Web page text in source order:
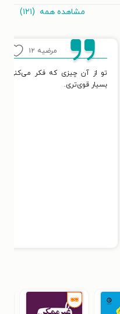
مشاهده همه (۱۲۱)
مرضیه ۱۲
تو از آن چیزی که فکر می‌کنی
بسیار قوی‌تری.